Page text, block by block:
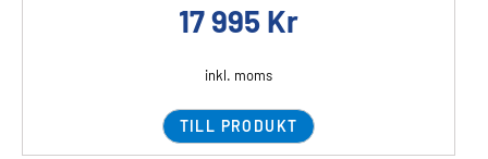
17 995 Kr
inkl. moms
TILL PRODUKT